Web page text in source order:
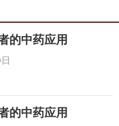
的中药应用
的中药应用